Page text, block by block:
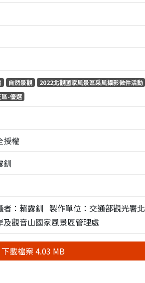
自然景觀
2022北觀國家風景區采風攝影徵件活動
區-優選
授權
釧
者：賴露釧 製作單位：交通部觀光署北
及觀音山國家風景區管理處
下載檔案 4.03 MB